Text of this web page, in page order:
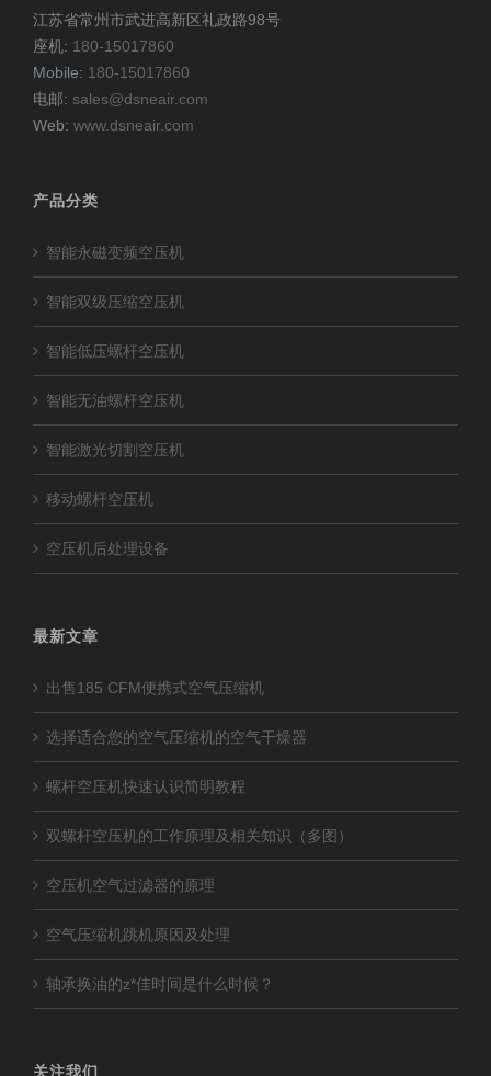
江苏省常州市武进高新区礼政路98号
座机: 180-15017860
Mobile: 180-15017860
电邮: sales@dsneair.com
Web: www.dsneair.com
产品分类
智能永磁变频空压机
智能双级压缩空压机
智能低压螺杆空压机
智能无油螺杆空压机
智能激光切割空压机
移动螺杆空压机
空压机后处理设备
最新文章
出售185 CFM便携式空气压缩机
选择适合您的空气压缩机的空气干燥器
螺杆空压机快速认识简明教程
双螺杆空压机的工作原理及相关知识（多图）
空压机空气过滤器的原理
空气压缩机跳机原因及处理
轴承换油的z*佳时间是什么时候？
关注我们